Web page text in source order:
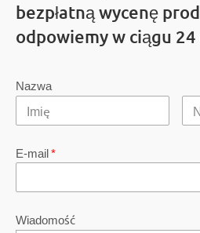
bezpłatną wycenę
odpowiemy w ciągu
Nazwa
E-mail*
Wiadomość